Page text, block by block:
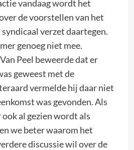
vandaag wordt het
de voorstellen van het
verzet daartegen.
genoeg niet mee.
Peel beweerde dat er
geweest met de
vermelde hij daar niet
was gevonden. Als
al gezien wordt als
we beter waarom het
discussie wil over de